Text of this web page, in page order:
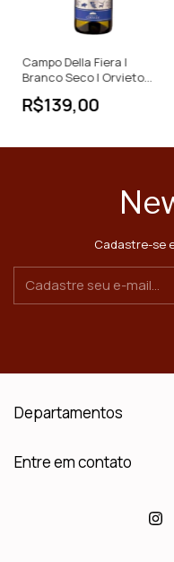
Campo Della Fiera |
Branco Seco | Orvieto
DOC | Itália | 750ml
R$139,00
Cadastre-se
Departamentos
Entre em contato